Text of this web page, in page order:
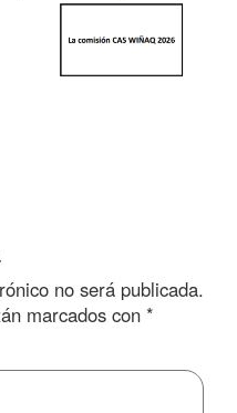
no será publicada.
marcados con *